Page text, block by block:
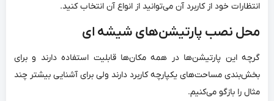
انتظارات خود از کاربرد آن می‌‌توانید از انواع آن انتخاب کنید.
محل نصب پارتیشن‌‌های شیشه ای
گرچه این پارتیشن‌‌ها در همه مکان‌‌ها قابلیت استفاده دارند و برای
بخش‌بندی مساحت‌‌های یکپارچه کاربرد دارند ولی برای آشنایی بیشتر چند
مثال را بازگو می‌‌کنیم.